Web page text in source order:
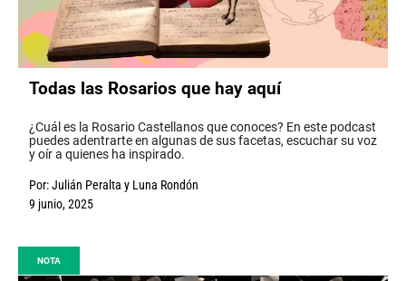
Todas las Rosarios que hay aquí
¿Cuál es la Rosario Castellanos que conoces? En este podcast
puedes adentrarte en algunas de sus facetas, escuchar su voz
y oír a quienes ha inspirado.
Por:Julián Peralta y Luna Rondón
9 junio, 2025
NOTA